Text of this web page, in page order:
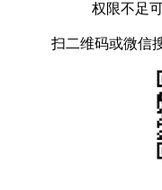
权限不足
扫二维码或微信